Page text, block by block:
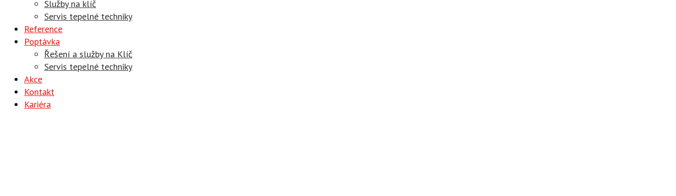
Služby na klíč
Servis tepelné techniky
Reference
Poptávka
Řešení a služby na Klíč
Servis tepelné techniky
Akce
Kontakt
Kariéra